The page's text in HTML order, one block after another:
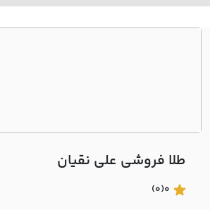
بانک
اطلاعاتی
درباره
با ما
طلا فروشی علي نقيان
0
(0)